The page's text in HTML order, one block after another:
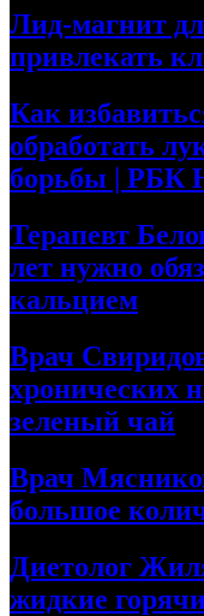
Лид-магнит
привлекать
Как
обработать
борьбы | РБК
Терапевт
лет нужно
кальцием
Врач
хронических
зеленый чай
Врач
большое
Диетолог
жидкие